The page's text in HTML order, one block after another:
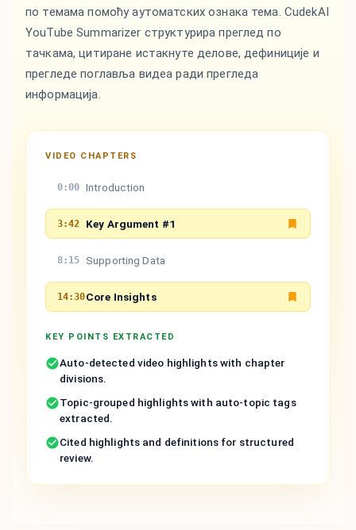
VIDEO CHAPTERS
0:00 Introduction
3:42 Key Argument #1
8:15 Supporting Data
14:30Core Insights
KEY POINTS EXTRACTED
Auto-detected video highlights with chapter
divisions.
Topic-grouped highlights with auto-topic tags
extracted.
Cited highlights and definitions for structured
review.
по темама помоћу аутоматских ознака тема. CudekAI
YouTube Summarizer структурира преглед по
тачкама, цитиране истакнуте делове, дефиниције и
прегледе поглавља видеа ради прегледа
информација.